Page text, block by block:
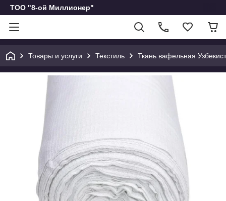
ТОО "8-ой Миллионер"
Товары и услуги Текстиль Ткань вафельная